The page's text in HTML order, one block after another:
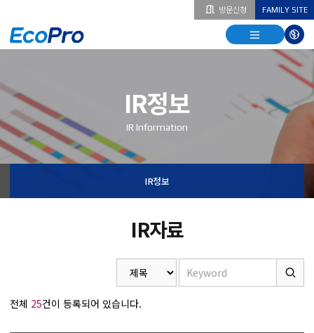
방문신청 FAMILY SITE
열기
열기
다국어
열기
IR정보
IR Information
IR정보
IR자료
전체 25건이 등록되어 있습니다.